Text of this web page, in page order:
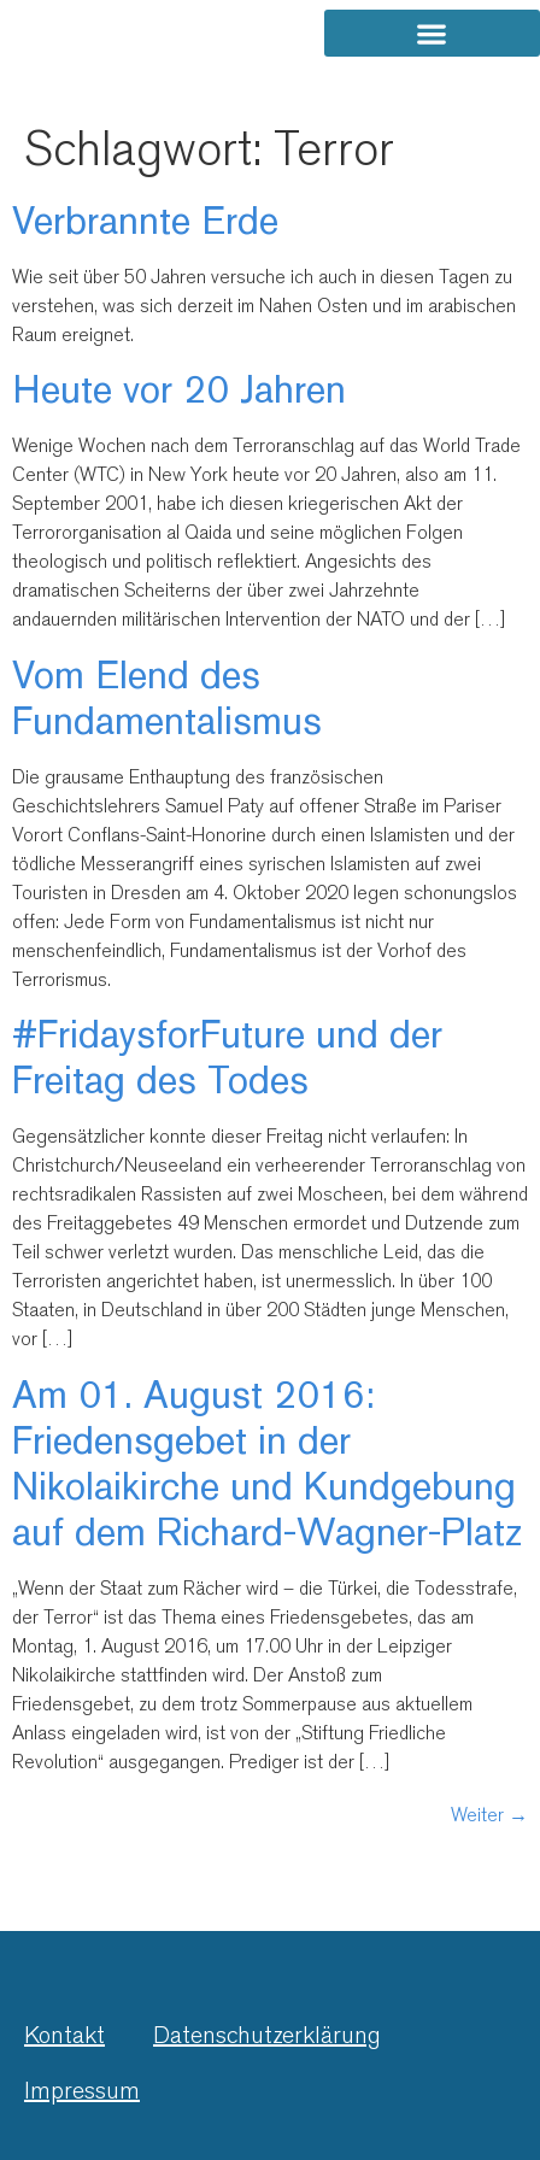
Schlagwort: Terror
Verbrannte Erde
Wie seit über 50 Jahren versuche ich auch in diesen Tagen zu
verstehen, was sich derzeit im Nahen Osten und im arabischen
Raum ereignet.
Heute vor 20 Jahren
Wenige Wochen nach dem Terroranschlag auf das World Trade
Center (WTC) in New York heute vor 20 Jahren, also am 11.
September 2001, habe ich diesen kriegerischen Akt der
Terrororganisation al Qaida und seine möglichen Folgen
theologisch und politisch reflektiert. Angesichts des
dramatischen Scheiterns der über zwei Jahrzehnte
andauernden militärischen Intervention der NATO und der […]
Vom Elend des
Fundamentalismus
Die grausame Enthauptung des französischen
Geschichtslehrers Samuel Paty auf offener Straße im Pariser
Vorort Conflans-Saint-Honorine durch einen Islamisten und der
tödliche Messerangriff eines syrischen Islamisten auf zwei
Touristen in Dresden am 4. Oktober 2020 legen schonungslos
offen: Jede Form von Fundamentalismus ist nicht nur
menschenfeindlich, Fundamentalismus ist der Vorhof des
Terrorismus.
#FridaysforFuture und der
Freitag des Todes
Gegensätzlicher konnte dieser Freitag nicht verlaufen: In
Christchurch/Neuseeland ein verheerender Terroranschlag von
rechtsradikalen Rassisten auf zwei Moscheen, bei dem während
des Freitaggebetes 49 Menschen ermordet und Dutzende zum
Teil schwer verletzt wurden. Das menschliche Leid, das die
Terroristen angerichtet haben, ist unermesslich. In über 100
Staaten, in Deutschland in über 200 Städten junge Menschen,
vor […]
Am 01. August 2016:
Friedensgebet in der
Nikolaikirche und Kundgebung
auf dem Richard-Wagner-Platz
„Wenn der Staat zum Rächer wird – die Türkei, die Todesstrafe,
der Terror“ ist das Thema eines Friedensgebetes, das am
Montag, 1. August 2016, um 17.00 Uhr in der Leipziger
Nikolaikirche stattfinden wird. Der Anstoß zum
Friedensgebet, zu dem trotz Sommerpause aus aktuellem
Anlass eingeladen wird, ist von der „Stiftung Friedliche
Revolution“ ausgegangen. Prediger ist der […]
Weiter →
Kontakt
Datenschutzerklärung
Impressum